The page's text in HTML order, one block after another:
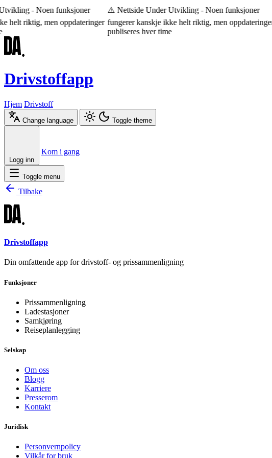
- Noen funksjoner
helt riktig, men oppdateringer
⚠️ Nettside Under Utvikling - Noen funksjoner
fungerer kanskje ikke helt riktig, men oppdateringer
publiseres hver time
Drivstoffapp
Hjem Drivstoff
Change language Toggle theme
Logg inn
Kom i gang
Toggle menu
Tilbake
Drivstoffapp
Din omfattende app for drivstoff- og prissammenligning
Funksjoner
Prissammenligning
Ladestasjoner
Samkjøring
Reiseplanlegging
Selskap
Om oss
Blogg
Karriere
Presserom
Kontakt
Juridisk
Personvernpolicy
Vilkår for bruk